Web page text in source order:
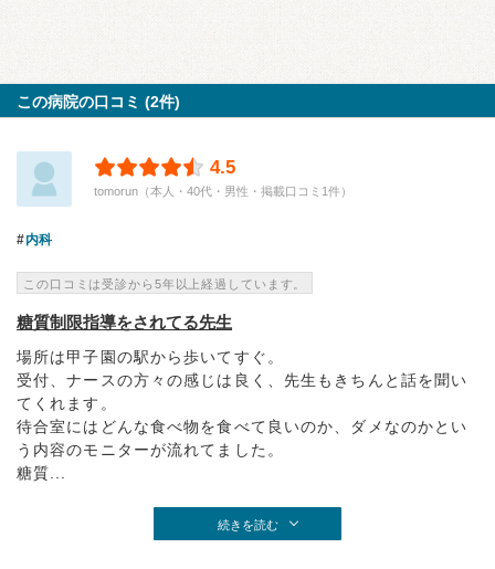
この病院の口コミ (2件)
4.5
tomorun（本人・40代・男性・掲載口コミ1件）
内科
この口コミは受診から5年以上経過しています。
糖質制限指導をされてる先生
場所は甲子園の駅から歩いてすぐ。
受付、ナースの方々の感じは良く、先生もきちんと話を聞い
てくれます。
待合室にはどんな食べ物を食べて良いのか、ダメなのかとい
う内容のモニターが流れてました。
糖質...
続きを読む